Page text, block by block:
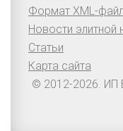
Формат XML-
Новости элитной
Статьи
Карта сайта
© 2012-2026. ИП